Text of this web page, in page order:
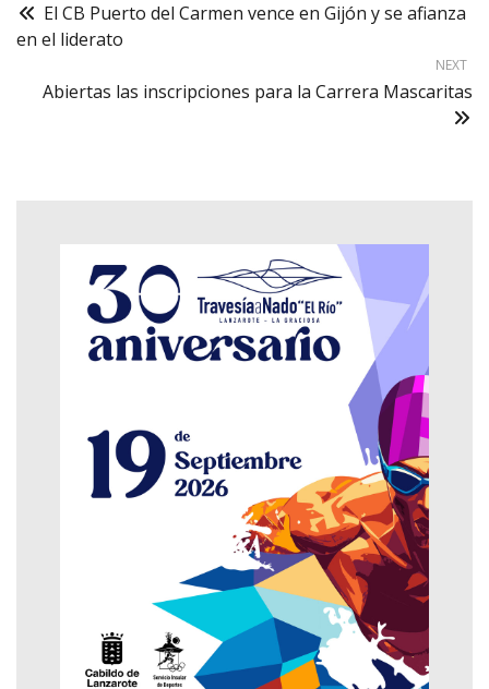
El CB Puerto del Carmen vence en Gijón y se afianza
en el liderato
NEXT
Abiertas las inscripciones para la Carrera Mascaritas